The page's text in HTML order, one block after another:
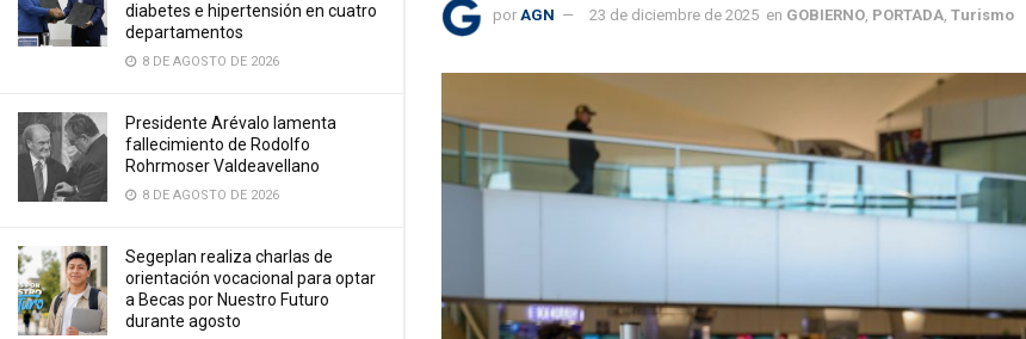
diabetes e hipertensión en cuatro
departamentos
8 DE AGOSTO DE 2026
Presidente Arévalo lamenta
fallecimiento de Rodolfo
Rohrmoser Valdeavellano
8 DE AGOSTO DE 2026
Segeplan realiza charlas de
orientación vocacional para optar
a Becas por Nuestro Futuro
durante agosto
por AGN 23 de diciembre de 2025 en GOBIERNO PORTADA Turismo